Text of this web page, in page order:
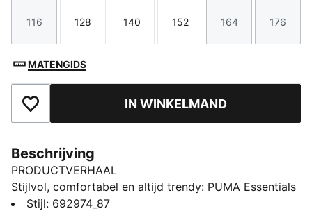
Maat
116
Maat
128
Maat
140
Maat
152
Maat
164
Maat
176
MATENGIDS
Toegevoegd aan favorietenIN WINKELMAND
Beschrijving
PRODUCTVERHAAL
Stijlvol, comfortabel en altijd trendy: PUMA Essentials
zijn gemaakt voor ontspannen dagen. Van loungen tot
Stijl: 692974_87